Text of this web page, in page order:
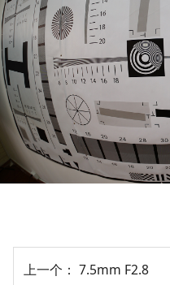
上一个：7.5mm F2.8